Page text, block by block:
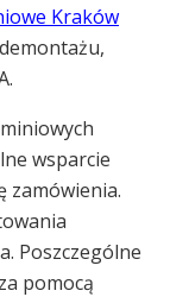
Kraków
wsparcie
zamówienia.
Poszczególne
pomocą